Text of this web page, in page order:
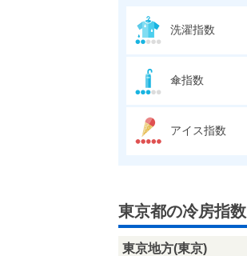
洗濯指数
傘指数
アイス指数
東京都の冷房指数
東京地方(東京)